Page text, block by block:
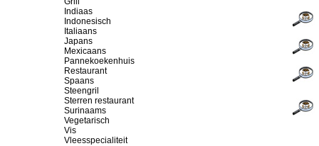
Indiaas
Indonesisch
Italiaans
Japans
Mexicaans
Pannekoekenhuis
Restaurant
Spaans
Steengril
Sterren restaurant
Surinaams
Vegetarisch
Vis
Vleesspecialiteit